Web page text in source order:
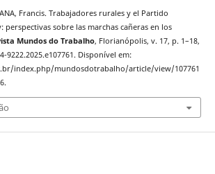
Francis. Trabajadores rurales y el Partido
perspectivas sobre las marchas cañeras en los
Mundos do Trabalho, Florianópolis, v. 17, p. 1–18,
9222.2025.e107761. Disponível em:
index.php/mundosdotrabalho/article/view/107761